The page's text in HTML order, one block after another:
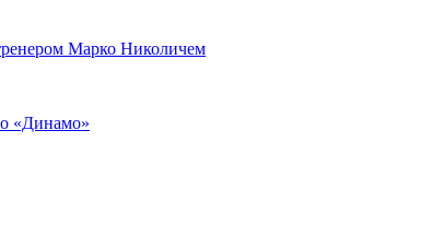
Марко Николичем
«Динамо»